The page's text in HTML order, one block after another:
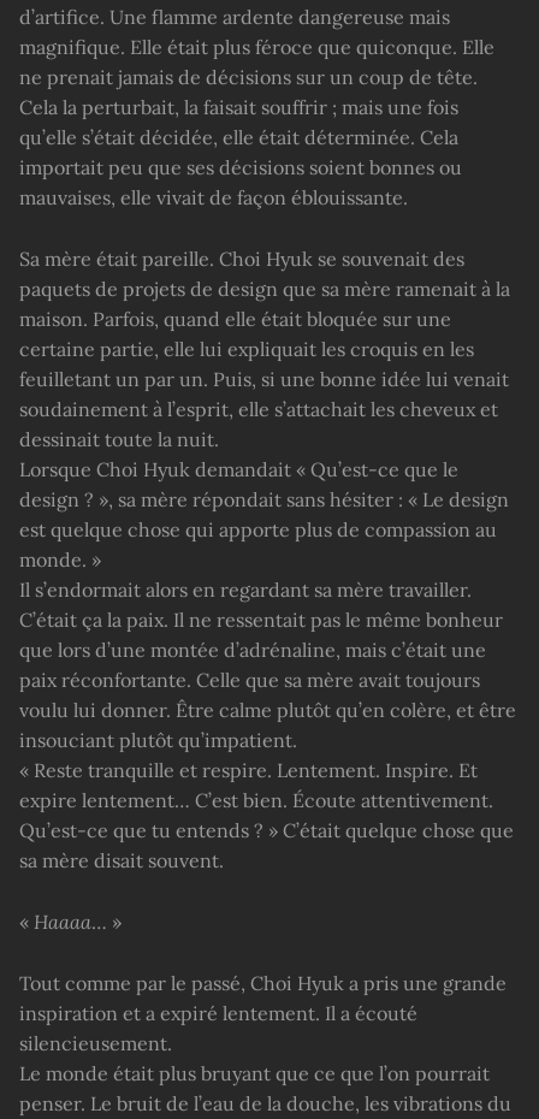
d’artifice. Une flamme ardente dangereuse mais
magnifique. Elle était plus féroce que quiconque. Elle
ne prenait jamais de décisions sur un coup de tête.
Cela la perturbait, la faisait souffrir ; mais une fois
qu’elle s’était décidée, elle était déterminée. Cela
importait peu que ses décisions soient bonnes ou
mauvaises, elle vivait de façon éblouissante.
Sa mère était pareille. Choi Hyuk se souvenait des
paquets de projets de design que sa mère ramenait à la
maison. Parfois, quand elle était bloquée sur une
certaine partie, elle lui expliquait les croquis en les
feuilletant un par un. Puis, si une bonne idée lui venait
soudainement à l’esprit, elle s’attachait les cheveux et
dessinait toute la nuit.
Lorsque Choi Hyuk demandait « Qu’est-ce que le
design ? », sa mère répondait sans hésiter : « Le design
est quelque chose qui apporte plus de compassion au
monde. »
Il s’endormait alors en regardant sa mère travailler.
C’était ça la paix. Il ne ressentait pas le même bonheur
que lors d’une montée d’adrénaline, mais c’était une
paix réconfortante. Celle que sa mère avait toujours
voulu lui donner. Être calme plutôt qu’en colère, et être
insouciant plutôt qu’impatient.
« Reste tranquille et respire. Lentement. Inspire. Et
expire lentement… C’est bien. Écoute attentivement.
Qu’est-ce que tu entends ? » C’était quelque chose que
sa mère disait souvent.
« Haaaa… »
Tout comme par le passé, Choi Hyuk a pris une grande
inspiration et a expiré lentement. Il a écouté
silencieusement.
Le monde était plus bruyant que ce que l’on pourrait
penser. Le bruit de l’eau de la douche, les vibrations du